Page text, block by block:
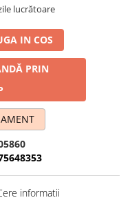
lucrătoare
IN COS
PRIN
informatii